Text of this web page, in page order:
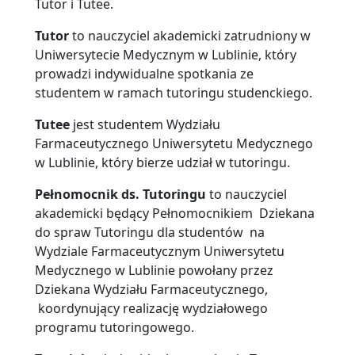
Tutor i Tutee.
Tutorto nauczyciel akademicki zatrudniony w
Uniwersytecie Medycznym w Lublinie, który
prowadzi indywidualne spotkania ze
studentem w ramach tutoringu studenckiego.
Tutee jest studentem Wydziału
Farmaceutycznego Uniwersytetu Medycznego
w Lublinie, który bierze udział w tutoringu.
Pełnomocnik ds. Tutoringu to nauczyciel
akademicki będący Pełnomocnikiem Dziekana
do spraw Tutoringu dla studentów na
Wydziale Farmaceutycznym Uniwersytetu
Medycznego w Lublinie powołany przez
Dziekana Wydziału Farmaceutycznego,
koordynujący realizację wydziałowego
programu tutoringowego.